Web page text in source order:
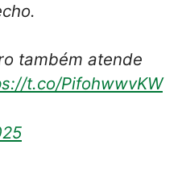
também atende
t.co/PifohwwvKW